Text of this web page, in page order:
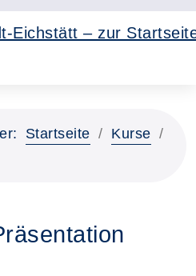
Startseite
Kurse